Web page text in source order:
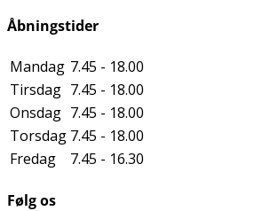
Åbningstider
Mandag 7.45 - 18.00
Tirsdag 7.45 - 18.00
Onsdag 7.45 - 18.00
Torsdag 7.45 - 18.00
Fredag
7.45 - 16.30
Følg os